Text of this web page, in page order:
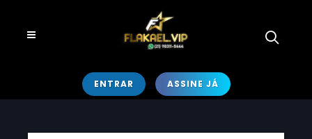
ENTRAR ASSINE JÁ